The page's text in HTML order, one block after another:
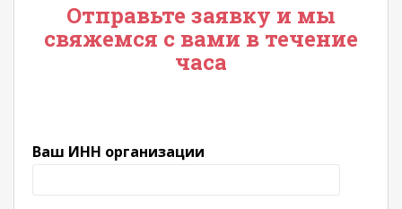
Отправьте заявку и мы
свяжемся с вами в течение
часа
Ваш ИНН организации